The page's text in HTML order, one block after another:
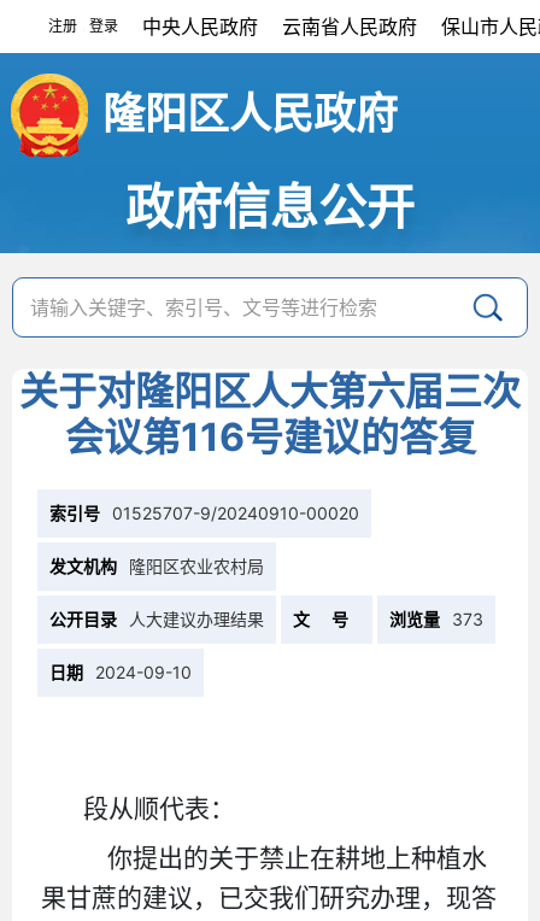
注册 登录 中央人民政府 云南省人民政府 保山市人
隆阳区人民政府
政府信息公开
关于对隆阳区人大第六届三次
会议第116号建议的答复
索引号 01525707-9/20240910-00020
发文机构 隆阳区农业农村局
公开目录 人大建议办理结果 文 号 浏览量 373
日期 2024-09-10
段从顺代表：
你提出的关于禁止在耕地上种植水
果甘蔗的建议，已交我们研究办理，现答